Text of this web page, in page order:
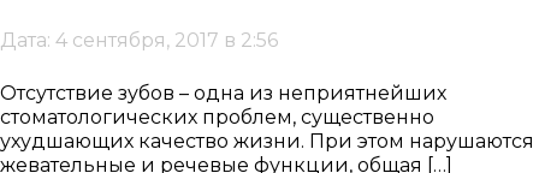
Дата: 4 сентября, 2017 в 2:56
Отсутствие зубов – одна из неприятнейших
стоматологических проблем, существенно
ухудшающих качество жизни. При этом нарушаются
жевательные и речевые функции, общая […]